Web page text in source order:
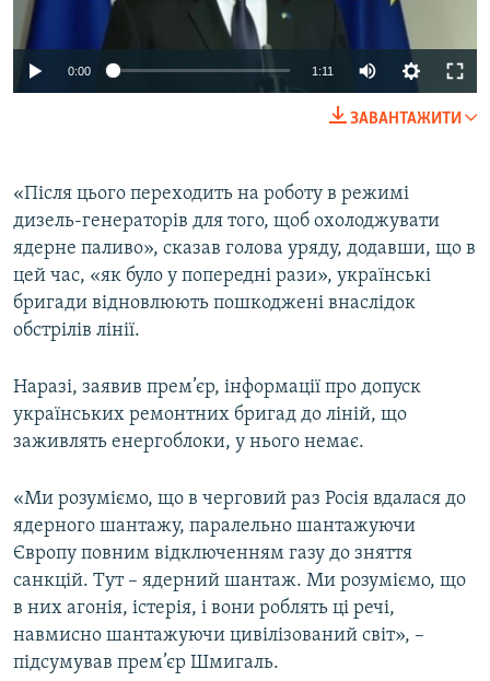
720p 1080p
0:00 1:11
720p
1080p
ЗАВАНТАЖИТИ
«Після цього переходить на роботу в режимі
дизель-генераторів для того, щоб охолоджувати
ядерне паливо», сказав голова уряду, додавши, що в
цей час, «як було у попередні рази», українські
бригади відновлюють пошкоджені внаслідок
обстрілів лінії.
Наразі, заявив прем’єр, інформації про допуск
українських ремонтних бригад до ліній, що
заживлять енергоблоки, у нього немає.
«Ми розуміємо, що в черговий раз Росія вдалася до
ядерного шантажу, паралельно шантажуючи
Європу повним відключенням газу до зняття
санкцій. Тут – ядерний шантаж. Ми розуміємо, що
в них агонія, істерія, і вони роблять ці речі,
навмисно шантажуючи цивілізований світ», –
підсумував прем’єр Шмигаль.